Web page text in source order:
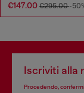
€147.00 €295.00-
Iscriviti alla
Procedendo, confermi